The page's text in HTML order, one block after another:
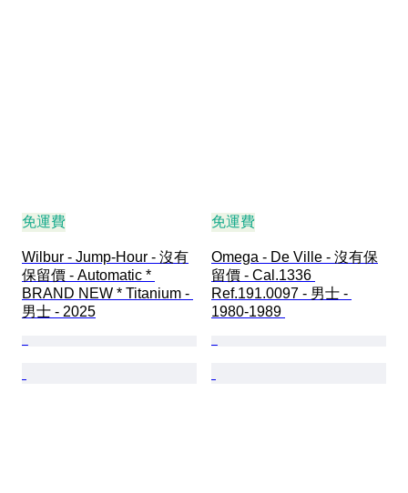
免運費
Wilbur - Jump-Hour - 沒有
保留價 - Automatic *
BRAND NEW * Titanium -
男士 - 2025
免運費
Omega - De Ville - 沒有保
留價 - Cal.1336
Ref.191.0097 - 男士 -
1980-1989